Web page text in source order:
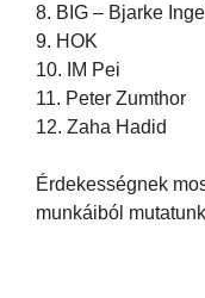
8. BIG – Bjarke
9. HOK
10. IM Pei
11. Peter Zumthor
12. Zaha Hadid
Érdekességnek
munkáiból